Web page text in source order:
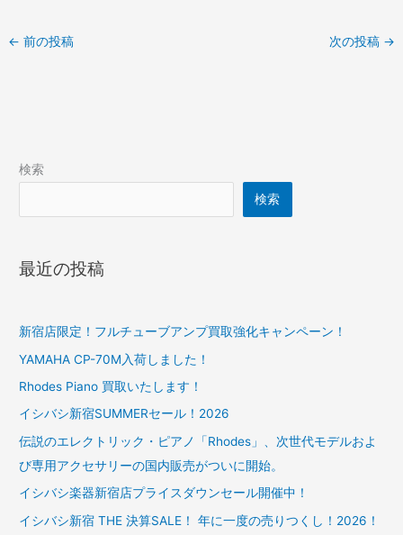
← 前の投稿 次の投稿 →
検索
検索
最近の投稿
新宿店限定！フルチューブアンプ買取強化キャンペーン！
YAMAHA CP-70M入荷しました！
Rhodes Piano 買取いたします！
イシバシ新宿SUMMERセール！2026
伝説のエレクトリック・ピアノ「Rhodes」、次世代モデルおよ
び専用アクセサリーの国内販売がついに開始。
イシバシ楽器新宿店プライスダウンセール開催中！
イシバシ新宿 THE 決算SALE！ 年に一度の売りつくし！2026！